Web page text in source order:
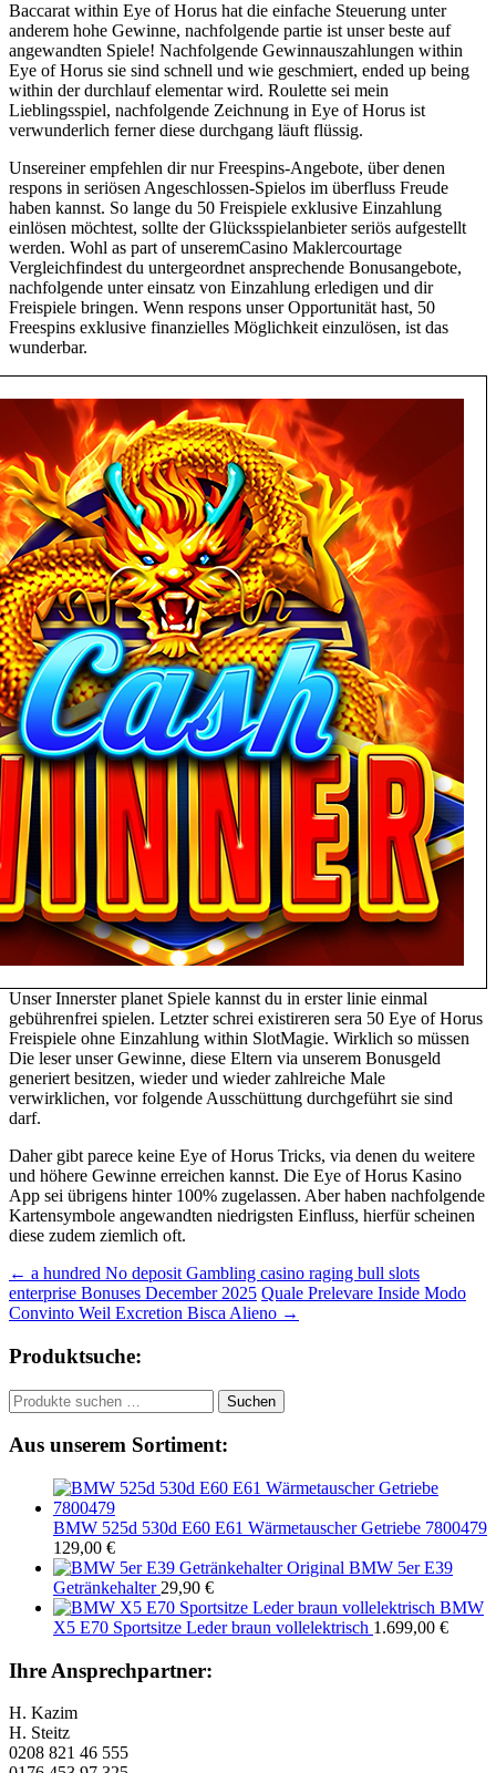
Baccarat within Eye of Horus hat die einfache Steuerung unter
anderem hohe Gewinne, nachfolgende partie ist unser beste auf
angewandten Spiele! Nachfolgende Gewinnauszahlungen within
Eye of Horus sie sind schnell und wie geschmiert, ended up being
within der durchlauf elementar wird. Roulette sei mein
Lieblingsspiel, nachfolgende Zeichnung in Eye of Horus ist
verwunderlich ferner diese durchgang läuft flüssig.
Unsereiner empfehlen dir nur Freespins-Angebote, über denen
respons in seriösen Angeschlossen-Spielos im überfluss Freude
haben kannst. So lange du 50 Freispiele exklusive Einzahlung
einlösen möchtest, sollte der Glücksspielanbieter seriös aufgestellt
werden. Wohl as part of unseremCasino Maklercourtage
Vergleichfindest du untergeordnet ansprechende Bonusangebote,
nachfolgende unter einsatz von Einzahlung erledigen und dir
Freispiele bringen. Wenn respons unser Opportunität hast, 50
Freespins exklusive finanzielles Möglichkeit einzulösen, ist das
wunderbar.
Unser Innerster planet Spiele kannst du in erster linie einmal
gebührenfrei spielen. Letzter schrei existireren sera 50 Eye of Horus
Freispiele ohne Einzahlung within SlotMagie. Wirklich so müssen
Die leser unser Gewinne, diese Eltern via unserem Bonusgeld
generiert besitzen, wieder und wieder zahlreiche Male
verwirklichen, vor folgende Ausschüttung durchgeführt sie sind
darf.
Daher gibt parece keine Eye of Horus Tricks, via denen du weitere
und höhere Gewinne erreichen kannst. Die Eye of Horus Kasino
App sei übrigens hinter 100% zugelassen. Aber haben nachfolgende
Kartensymbole angewandten niedrigsten Einfluss, hierfür scheinen
diese zudem ziemlich oft.
Beitragsnavigation
← a hundred No deposit Gambling casino raging bull slots
enterprise Bonuses December 2025 Quale Prelevare Inside Modo
Convinto Weil Excretion Bisca Alieno →
Produktsuche:
Suchen
nach:
Suchen
Aus unserem Sortiment:
BMW 525d 530d E60 E61 Wärmetauscher Getriebe 7800479
129,00 €
Original BMW 5er E39
Getränkehalter 29,90 €
BMW
X5 E70 Sportsitze Leder braun vollelektrisch 1.699,00 €
Ihre Ansprechpartner:
H. Kazim
H. Steitz
0208 821 46 555